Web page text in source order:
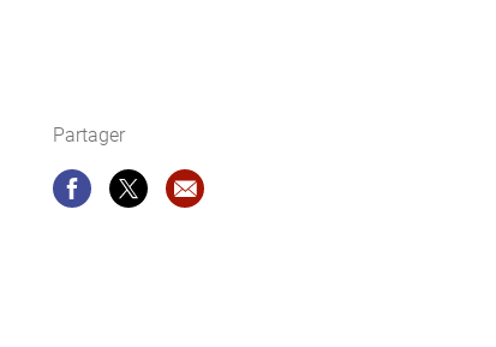
Partager
PartagerPartagerRecommandation site web: À